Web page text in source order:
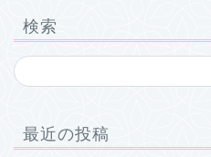
検索
最近の投稿